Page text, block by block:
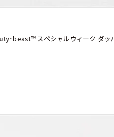
･beast™︎ スペシャルウィーク ダッ